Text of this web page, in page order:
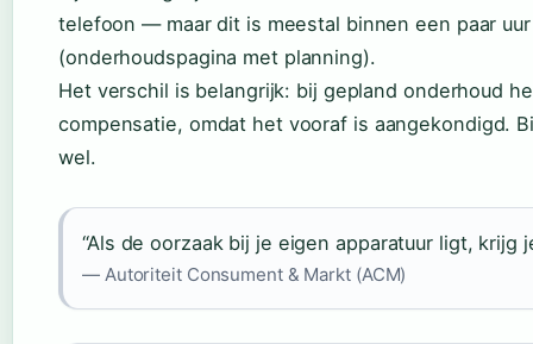
telefoon — maar dit is meestal binnen een paar
(onderhoudspagina met planning).
Het verschil is belangrijk: bij gepland onderhoud
compensatie, omdat het vooraf is aangekondigd.
wel.
“Als de oorzaak bij je eigen apparatuur ligt, krijg
— Autoriteit Consument & Markt (ACM)